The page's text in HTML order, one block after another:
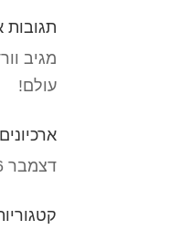
תגובות
מגיב
עולם!
ארכיונים
דצמבר 2016